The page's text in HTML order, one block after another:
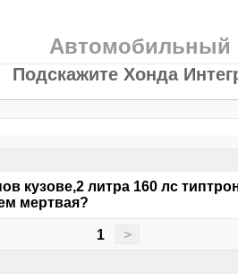
Автомобильный
Подскажите Хонда
кузове,2 литра 160 лс
мертвая?
1 >